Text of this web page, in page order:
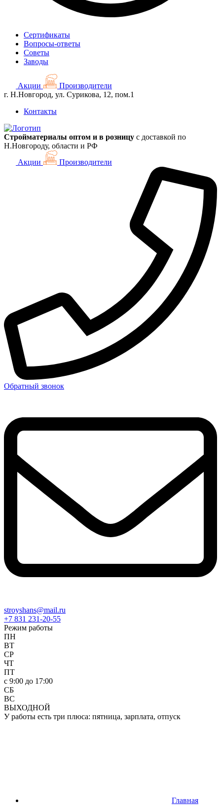
Сертификаты
Вопросы-ответы
Советы
Заводы
Акции
Производители
г. Н.Новгород, ул. Сурикова, 12, пом.1
Контакты
Стройматериалы оптом и в розницу с доставкой по
Н.Новгороду, области и РФ
Акции
Производители
Обратный звонок
stroyshans@mail.ru
+7 831 231-20-55
Режим работы
ПН
ВТ
СР
ЧТ
ПТ
c 9:00 до 17:00
СБ
ВС
ВЫХОДНОЙ
У работы есть три плюса: пятница, зарплата, отпуск
Главная